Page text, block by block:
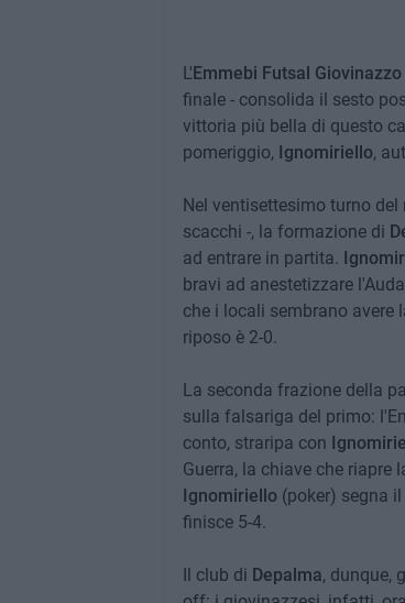
L'Emmebi Futsal Giovinazzo
finale - consolida il sesto
vittoria più bella di questo
pomeriggio, Ignomiriello,
Nel ventisettesimo turno
scacchi -, la formazione di
ad entrare in partita.
bravi ad anestetizzare
che i locali sembrano avere
riposo è 2-0.
La seconda frazione della
sulla falsariga del primo:
conto, straripa con
Guerra, la chiave che riapre
Ignomiriello(poker) segna il
finisce 5-4.
Il club di Depalma, dunque,